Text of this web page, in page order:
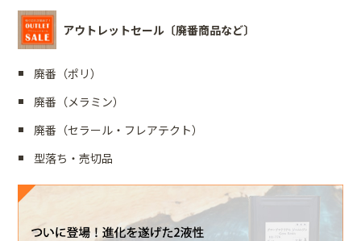
アウトレットセール〔廃番商品など〕
廃番（ポリ）
廃番（メラミン）
廃番（セラール・フレアテクト）
型落ち・売切品